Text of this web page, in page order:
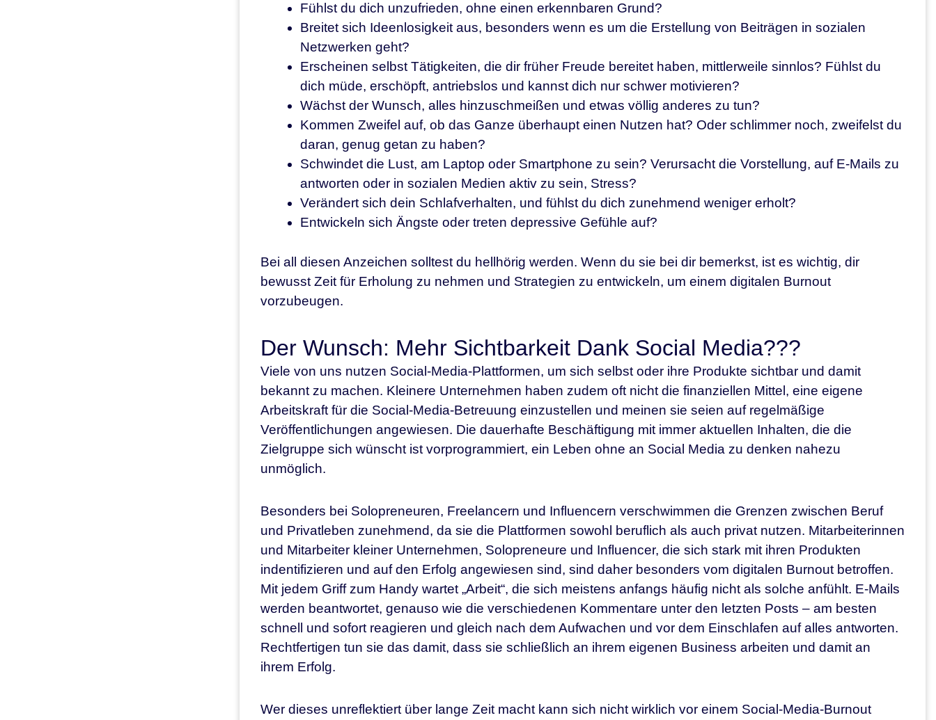
Fühlst du dich unzufrieden, ohne einen erkennbaren Grund?
Breitet sich Ideenlosigkeit aus, besonders wenn es um die Erstellung von Beiträgen in sozialen
Netzwerken geht?
Erscheinen selbst Tätigkeiten, die dir früher Freude bereitet haben, mittlerweile sinnlos? Fühlst du
dich müde, erschöpft, antriebslos und kannst dich nur schwer motivieren?
Wächst der Wunsch, alles hinzuschmeißen und etwas völlig anderes zu tun?
Kommen Zweifel auf, ob das Ganze überhaupt einen Nutzen hat? Oder schlimmer noch, zweifelst du
daran, genug getan zu haben?
Schwindet die Lust, am Laptop oder Smartphone zu sein? Verursacht die Vorstellung, auf E-Mails zu
antworten oder in sozialen Medien aktiv zu sein, Stress?
Verändert sich dein Schlafverhalten, und fühlst du dich zunehmend weniger erholt?
Entwickeln sich Ängste oder treten depressive Gefühle auf?
Bei all diesen Anzeichen solltest du hellhörig werden. Wenn du sie bei dir bemerkst, ist es wichtig, dir
bewusst Zeit für Erholung zu nehmen und Strategien zu entwickeln, um einem digitalen Burnout
vorzubeugen.
Der Wunsch: Mehr Sichtbarkeit Dank Social Media???
Viele von uns nutzen Social-Media-Plattformen, um sich selbst oder ihre Produkte sichtbar und damit
bekannt zu machen. Kleinere Unternehmen haben zudem oft nicht die finanziellen Mittel, eine eigene
Arbeitskraft für die Social-Media-Betreuung einzustellen und meinen sie seien auf regelmäßige
Veröffentlichungen angewiesen. Die dauerhafte Beschäftigung mit immer aktuellen Inhalten, die die
Zielgruppe sich wünscht ist vorprogrammiert, ein Leben ohne an Social Media zu denken nahezu
unmöglich.
Besonders bei Solopreneuren, Freelancern und Influencern verschwimmen die Grenzen zwischen Beruf
und Privatleben zunehmend, da sie die Plattformen sowohl beruflich als auch privat nutzen. Mitarbeiterinnen
und Mitarbeiter kleiner Unternehmen, Solopreneure und Influencer, die sich stark mit ihren Produkten
indentifizieren und auf den Erfolg angewiesen sind, sind daher besonders vom digitalen Burnout betroffen.
Mit jedem Griff zum Handy wartet „Arbeit“, die sich meistens anfangs häufig nicht als solche anfühlt. E-Mails
werden beantwortet, genauso wie die verschiedenen Kommentare unter den letzten Posts – am besten
schnell und sofort reagieren und gleich nach dem Aufwachen und vor dem Einschlafen auf alles antworten.
Rechtfertigen tun sie das damit, dass sie schließlich an ihrem eigenen Business arbeiten und damit an
ihrem Erfolg.
Wer dieses unreflektiert über lange Zeit macht kann sich nicht wirklich vor einem Social-Media-Burnout